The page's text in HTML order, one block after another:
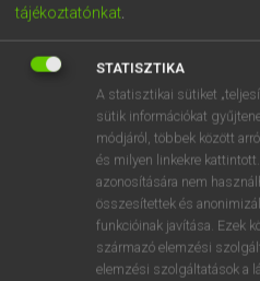
tájékoztatónkat.
STATISZTIKA
A statisztikai sütiket
sütik információkat
módjáról, többek között
és milyen linkekre
azonosítására nem
összesítettek és
funkcióinak javítása. Ezek
származó elemzési
elemzési szolgáltatások a